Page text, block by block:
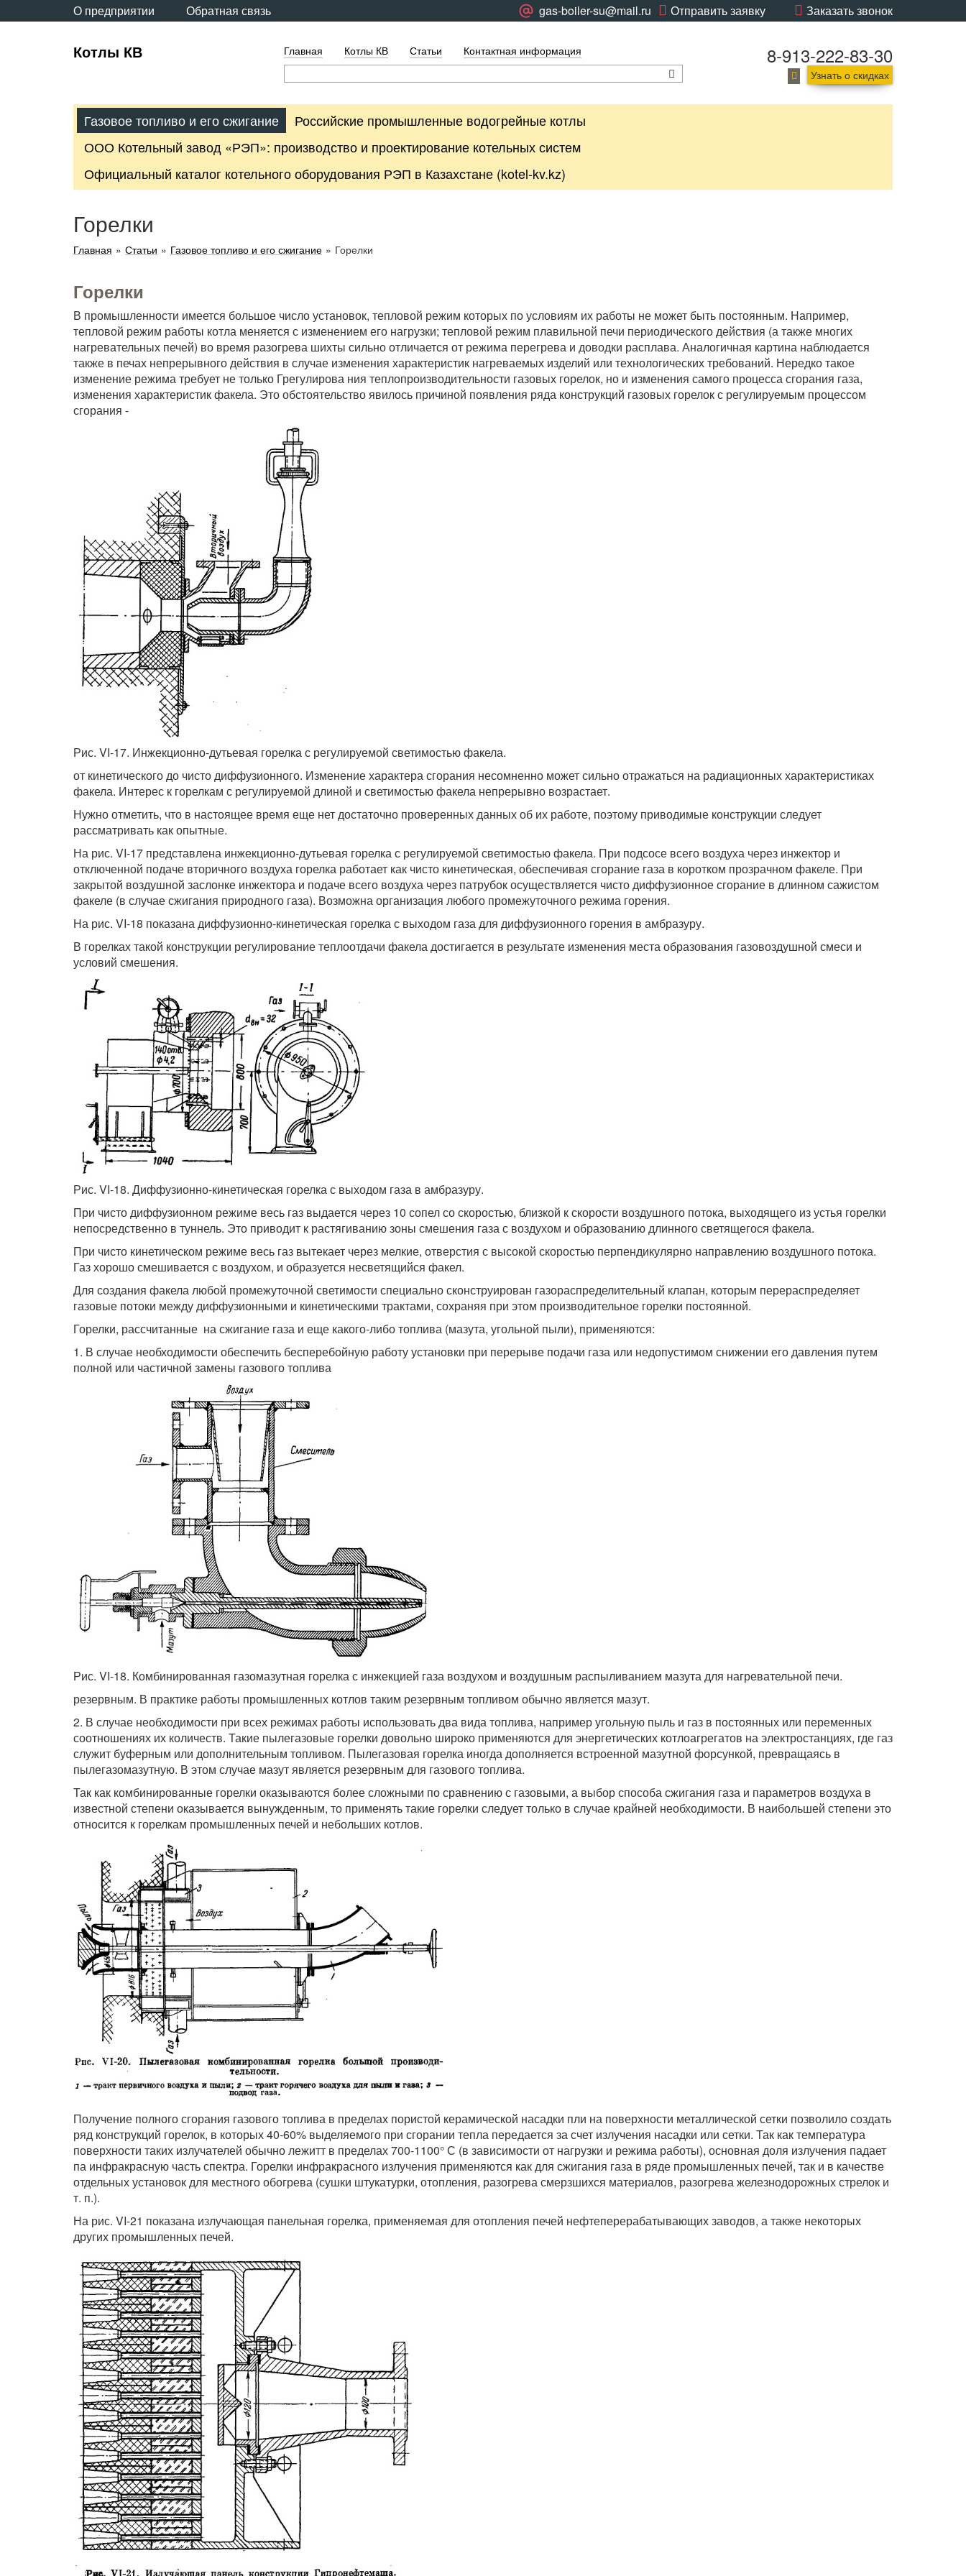
О предприятии Обратная связь Заказать звонок
Отправить заявку
gas-boiler-su@mail.ru
Котлы КВ Главная Котлы КВ Статьи Контактная информация 8-913-222-83-30
Узнать о скидках
Газовое топливо и его сжигание
Российские промышленные водогрейные котлы
ООО Котельный завод «РЭП»: производство и проектирование котельных систем
Официальный каталог котельного оборудования РЭП в Казахстане (kotel-kv.kz)
Горелки
Главная » Статьи » Газовое топливо и его сжигание » Горелки
Горелки
В промышленности имеется большое число установок, тепловой режим которых по условиям их работы не может быть постоянным. Например,
тепловой режим работы котла меняется с изменением его нагрузки; тепловой режим плавильной печи периодического действия (а также многих
нагревательных печей) во время разогрева шихты сильно отличается от режима перегрева и доводки расплава. Аналогичная картина наблюдается
также в печах непрерывного действия в случае изменения характеристик нагреваемых изделий или технологических требований. Нередко такое
изменение режима требует не только Грегулирова ния теплопроизводительности газовых горелок, но и изменения самого процесса сгорания газа,
изменения характеристик факела. Это обстоятельство явилось причиной появления ряда конструкций газовых горелок с регулируемым процессом
сгорания -
Рис. VI-17. Инжекционно-дутьевая горелка с регулируемой светимостью факела.
от кинетического до чисто диффузионного. Изменение характера сгорания несомненно может сильно отражаться на радиационных характеристиках
факела. Интерес к горелкам с регулируемой длиной и светимостью факела непрерывно возрастает.
Нужно отметить, что в настоящее время еще нет достаточно проверенных данных об их работе, поэтому приводимые конструкции следует
рассматривать как опытные.
На рис. VI-17 представлена инжекционно-дутьевая горелка с регулируемой светимостью факела. При подсосе всего воздуха через инжектор и
отключенной подаче вторичного воздуха горелка работает как чисто кинетическая, обеспечивая сгорание газа в коротком прозрачном факеле. При
закрытой воздушной заслонке инжектора и подаче всего воздуха через патрубок осуществляется чисто диффузионное сгорание в длинном сажистом
факеле (в случае сжигания природного газа). Возможна организация любого промежуточного режима горения.
На рис. VI-18 показана диффузионно-кинетическая горелка с выходом газа для диффузионного горения в амбразуру.
В горелках такой конструкции регулирование теплоотдачи факела достигается в результате изменения места образования газовоздушной смеси и
условий смешения.
Рис. VI-18. Диффузионно-кинетическая горелка с выходом газа в амбразуру.
При чисто диффузионном режиме весь газ выдается через 10 сопел со скоростью, близкой к скорости воздушного потока, выходящего из устья горелки
непосредственно в туннель. Это приводит к растягиванию зоны смешения газа с воздухом и образованию длинного светящегося факела.
При чисто кинетическом режиме весь газ вытекает через мелкие, отверстия с высокой скоростью перпендикулярно направлению воздушного потока.
Газ хорошо смешивается с воздухом, и образуется несветящийся факел.
Для создания факела любой промежуточной светимости специально сконструирован газораспределительный клапан, которым перераспределяет
газовые потоки между диффузионными и кинетическими трактами, сохраняя при этом производительное горелки постоянной.
Горелки, рассчитанные на сжигание газа и еще какого-либо топлива (мазута, угольной пыли), применяются:
1. В случае необходимости обеспечить бесперебойную работу установки при перерыве подачи газа или недопустимом снижении его давления путем
полной или частичной замены газового топлива
Рис. VI-18. Комбинированная газомазутная горелка с инжекцией газа воздухом и воздушным распыливанием мазута для нагревательной печи.
резервным. В практике работы промышленных котлов таким резервным топливом обычно является мазут.
2. В случае необходимости при всех режимах работы использовать два вида топлива, например угольную пыль и газ в постоянных или переменных
соотношениях их количеств. Такие пылегазовые горелки довольно широко применяются для энергетических котлоагрегатов на электростанциях, где газ
служит буферным или дополнительным топливом. Пылегазовая горелка иногда дополняется встроенной мазутной форсункой, превращаясь в
пылегазомазутную. В этом случае мазут является резервным для газового топлива.
Так как комбинированные горелки оказываются более сложными по сравнению с газовыми, а выбор способа сжигания газа и параметров воздуха в
известной степени оказывается вынужденным, то применять такие горелки следует только в случае крайней необходимости. В наибольшей степени это
относится к горелкам промышленных печей и небольших котлов.
Получение полного сгорания газового топлива в пределах пористой керамической насадки пли на поверхности металлической сетки позволило создать
ряд конструкций горелок, в которых 40-60% выделяемого при сгорании тепла передается за счет излучения насадки или сетки. Так как температура
поверхности таких излучателей обычно лежитт в пределах 700-1100° С (в зависимости от нагрузки и режима работы), основная доля излучения падает
па инфракрасную часть спектра. Горелки инфракрасного излучения применяются как для сжигания газа в ряде промышленных печей, так и в качестве
отдельных установок для местного обогрева (сушки штукатурки, отопления, разогрева смерзшихся материалов, разогрева железнодорожных стрелок и
т. п.).
На рис. VI-21 показана излучающая панельная горелка, применяемая для отопления печей нефтеперерабатывающих заводов, а также некоторых
других промышленных печей.